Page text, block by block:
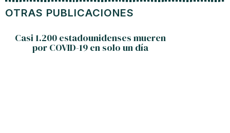
OTRAS PUBLICACIONES
Casi 1.200 estadounidenses mueren
por COVID-19 en solo un día